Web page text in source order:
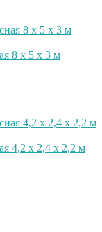
8 x 5 x 3 м
4,2 x 2,4 x 2,2 м